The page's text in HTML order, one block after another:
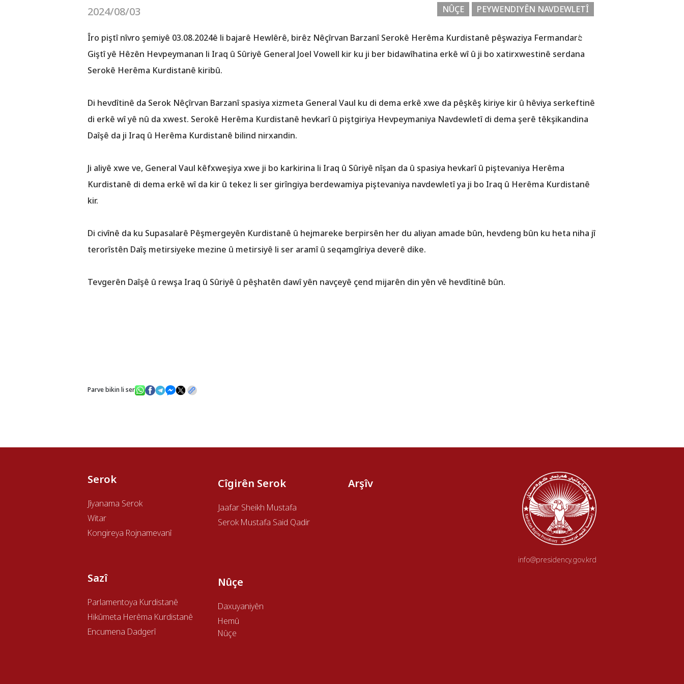
2024/08/03 PEYWENDIYÊN NAVDEWLETÎ
NÛÇE
Îro piştî nîvro şemiyê 03.08.2024ê li bajarê Hewlêrê, birêz Nêçîrvan Barzanî Serokê Herêma Kurdistanê pêşwaziya Fermandarê
Giştî yê Hêzên Hevpeymanan li Iraq û Sûriyê General Joel Vowell kir ku ji ber bidawîhatina erkê wî û ji bo xatirxwestinê serdana
Serokê Herêma Kurdistanê kiribû.
Di hevdîtinê da Serok Nêçîrvan Barzanî spasiya xizmeta General Vaul ku di dema erkê xwe da pêşkêş kiriye kir û hêviya serkeftinê
di erkê wî yê nû da xwest. Serokê Herêma Kurdistanê hevkarî û piştgiriya Hevpeymaniya Navdewletî di dema şerê têkşikandina
Daîşê da ji Iraq û Herêma Kurdistanê bilind nirxandin.
Ji aliyê xwe ve, General Vaul kêfxweşiya xwe ji bo karkirina li Iraq û Sûriyê nîşan da û spasiya hevkarî û piştevaniya Herêma
Kurdistanê di dema erkê wî da kir û tekez li ser girîngiya berdewamiya piştevaniya navdewletî ya ji bo Iraq û Herêma Kurdistanê
kir.
Di civînê da ku Supasalarê Pêşmergeyên Kurdistanê û hejmareke berpirsên her du aliyan amade bûn, hevdeng bûn ku heta niha jî
terorîstên Daîş metirsiyeke mezine û metirsiyê li ser aramî û seqamgîriya deverê dike.
Tevgerên Daîşê û rewşa Iraq û Sûriyê û pêşhatên dawî yên navçeyê çend mijarên din yên vê hevdîtinê bûn.
Parve bikin li ser
Serok
Jîyanama Serok
Witar
Kongireya Rojnamevanî
Sazî
Parlamentoya Kurdistanê
Hikûmeta Herêma Kurdistanê
Encumena Dadgerî
Cîgirên Serok
Jaafar Sheikh Mustafa
Serok Mustafa Said Qadir
Nûçe
Daxuyaniyên
Hemû
Nûçe
Arşîv
info@presidency.gov.krd